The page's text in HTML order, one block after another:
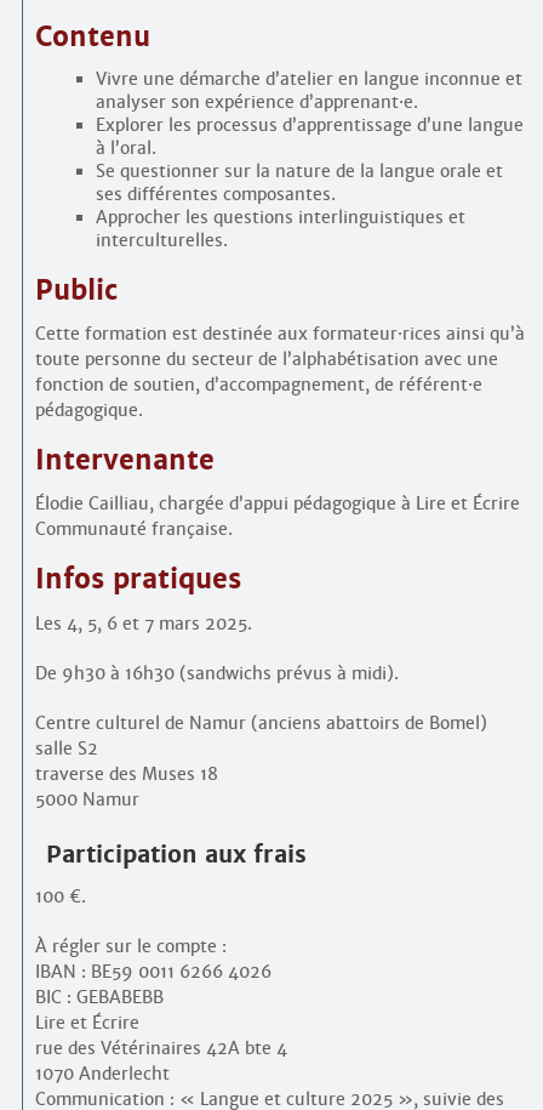
Contenu
Vivre une démarche d’atelier en langue inconnue et
analyser son expérience d’apprenant·e.
Explorer les processus d’apprentissage d’une langue
à l’oral.
Se questionner sur la nature de la langue orale et
ses différentes composantes.
Approcher les questions interlinguistiques et
interculturelles.
Public
Cette formation est destinée aux formateur·rices ainsi qu’à
toute personne du secteur de l’alphabétisation avec une
fonction de soutien, d’accompagnement, de référent·e
pédagogique.
Intervenante
Élodie Cailliau, chargée d’appui pédagogique à Lire et Écrire
Communauté française.
Infos pratiques
Les 4, 5, 6 et 7 mars 2025.
De 9h30 à 16h30 (sandwichs prévus à midi).
Centre culturel de Namur (anciens abattoirs de Bomel)
salle S2
traverse des Muses 18
5000 Namur
Participation aux frais
100 €.
À régler sur le compte :
IBAN : BE59 0011 6266 4026
BIC : GEBABEBB
Lire et Écrire
rue des Vétérinaires 42A bte 4
1070 Anderlecht
Communication : « Langue et culture 2025 », suivie des